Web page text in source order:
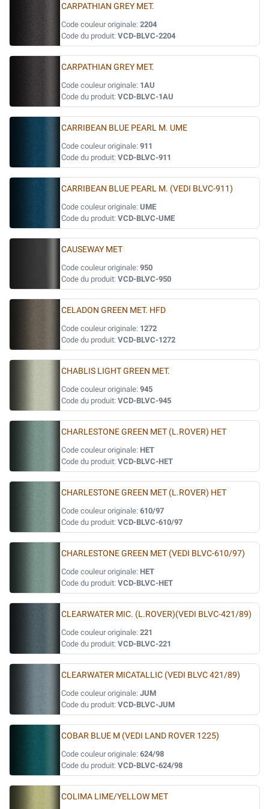
CARPATHIAN GREY MET.
Code couleur originale: 2204
Code du produit: VCD-BLVC-2204
CARPATHIAN GREY MET.
Code couleur originale: 1AU
Code du produit: VCD-BLVC-1AU
CARRIBEAN BLUE PEARL M. UME
Code couleur originale: 911
Code du produit: VCD-BLVC-911
CARRIBEAN BLUE PEARL M. (VEDI BLVC-911)
Code couleur originale: UME
Code du produit: VCD-BLVC-UME
CAUSEWAY MET
Code couleur originale: 950
Code du produit: VCD-BLVC-950
CELADON GREEN MET. HFD
Code couleur originale: 1272
Code du produit: VCD-BLVC-1272
CHABLIS LIGHT GREEN MET.
Code couleur originale: 945
Code du produit: VCD-BLVC-945
CHARLESTONE GREEN MET (L.ROVER) HET
Code couleur originale: HET
Code du produit: VCD-BLVC-HET
CHARLESTONE GREEN MET (L.ROVER) HET
Code couleur originale: 610/97
Code du produit: VCD-BLVC-610/97
CHARLESTONE GREEN MET (VEDI BLVC-610/97)
Code couleur originale: HET
Code du produit: VCD-BLVC-HET
CLEARWATER MIC. (L.ROVER)(VEDI BLVC-421/89)
Code couleur originale: 221
Code du produit: VCD-BLVC-221
CLEARWATER MICATALLIC (VEDI BLVC 421/89)
Code couleur originale: JUM
Code du produit: VCD-BLVC-JUM
COBAR BLUE M (VEDI LAND ROVER 1225)
Code couleur originale: 624/98
Code du produit: VCD-BLVC-624/98
COLIMA LIME/YELLOW MET